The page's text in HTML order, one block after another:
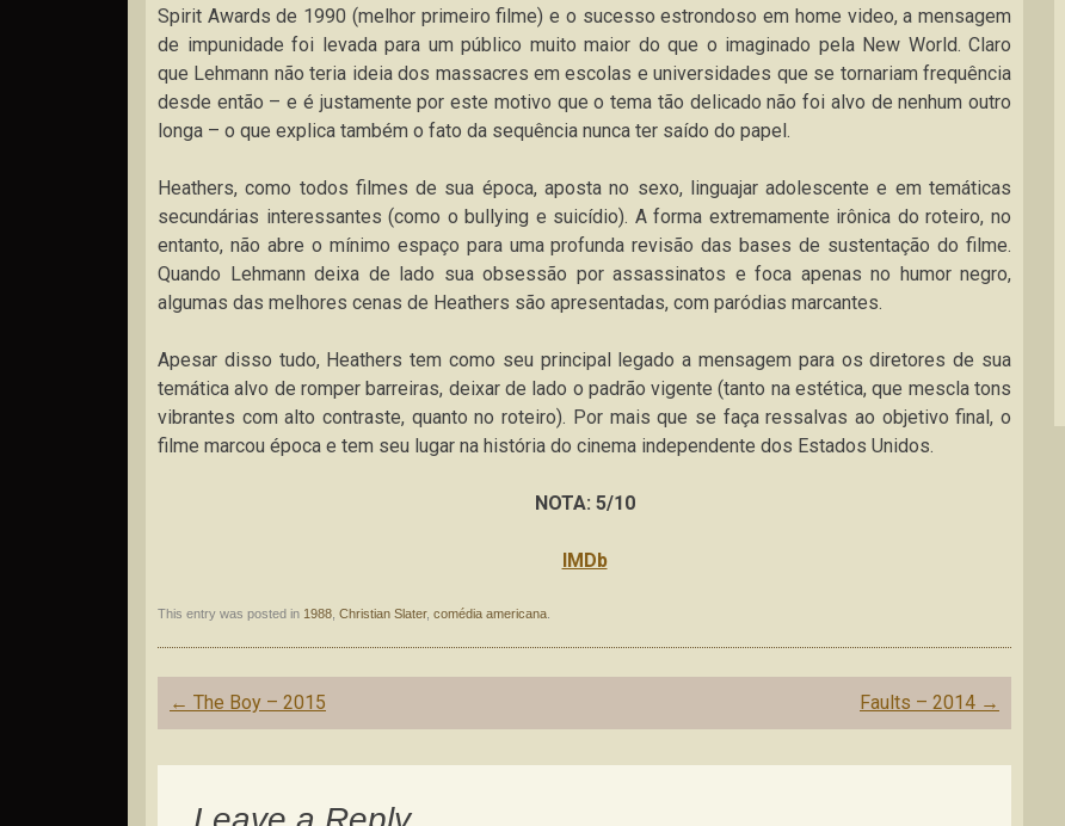
Spirit Awards de 1990 (melhor primeiro filme) e o sucesso estrondoso em home video, a mensagem
de impunidade foi levada para um público muito maior do que o imaginado pela New World. Claro
que Lehmann não teria ideia dos massacres em escolas e universidades que se tornariam frequência
desde então – e é justamente por este motivo que o tema tão delicado não foi alvo de nenhum outro
longa – o que explica também o fato da sequência nunca ter saído do papel.
Heathers, como todos filmes de sua época, aposta no sexo, linguajar adolescente e em temáticas
secundárias interessantes (como o bullying e suicídio). A forma extremamente irônica do roteiro, no
entanto, não abre o mínimo espaço para uma profunda revisão das bases de sustentação do filme.
Quando Lehmann deixa de lado sua obsessão por assassinatos e foca apenas no humor negro,
algumas das melhores cenas de Heathers são apresentadas, com paródias marcantes.
Apesar disso tudo, Heathers tem como seu principal legado a mensagem para os diretores de sua
temática alvo de romper barreiras, deixar de lado o padrão vigente (tanto na estética, que mescla tons
vibrantes com alto contraste, quanto no roteiro). Por mais que se faça ressalvas ao objetivo final, o
filme marcou época e tem seu lugar na história do cinema independente dos Estados Unidos.
NOTA: 5/10
IMDb
This entry was posted in 1988 Christian Slater, comédia americana
Post
navigation
← The Boy – 2015 Faults – 2014 →